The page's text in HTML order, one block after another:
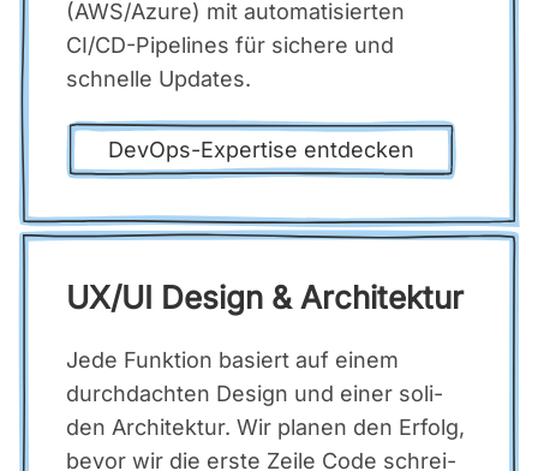
(AWS/Azure) mit auto­ma­ti­sier­ten
CI/CD-Pipe­lines für siche­re und
schnel­le Updates.
DevOps-Exper­ti­se ent­de­cken
UX/UI Design & Archi­tek­tur
Jede Funk­ti­on basiert auf einem
durch­dach­ten Design und einer soli­
den Archi­tek­tur. Wir pla­nen den Erfolg,
bevor wir die ers­te Zei­le Code schrei­